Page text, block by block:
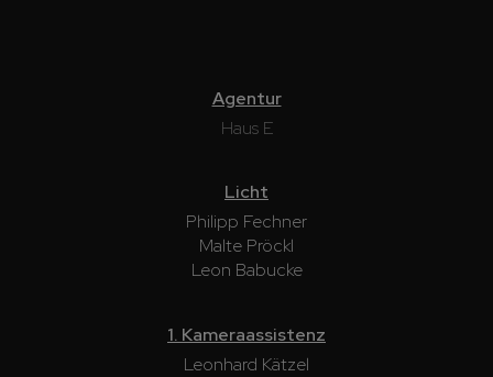
Agentur
Haus E
Licht
Philipp Fechner
Malte Pröckl
Leon Babucke
1. Kameraassistenz
Leonhard Kätzel